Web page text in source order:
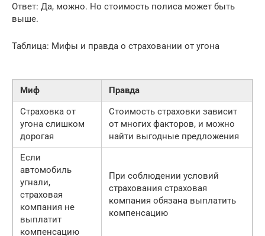
Ответ: Да, можно. Но стоимость полиса может быть
выше.
Таблица: Мифы и правда о страховании от угона
Миф
Правда
Страховка от
угона слишком
дорогая
Стоимость страховки зависит
от многих факторов, и можно
найти выгодные предложения
Если
автомобиль
угнали,
страховая
компания не
выплатит
компенсацию
При соблюдении условий
страхования страховая
компания обязана выплатить
компенсацию